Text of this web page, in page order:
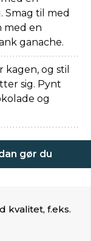
Smag til med
med en
ganache.
og stil
sig. Pynt
og
gør du
kvalitet, f.eks.